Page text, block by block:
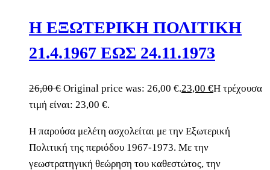
Η ΕΞΩΤΕΡΙΚΗ ΠΟΛΙΤΙΚΗ
21.4.1967 ΕΩΣ 24.11.1973
26,00€ Original price was: 26,00 €.23,00 €Η τρέχουσα
τιμή είναι: 23,00 €.
Η παρούσα μελέτη ασχολείται με την Εξωτερική
Πολιτική της περιόδου 1967-1973. Με την
γεωστρατηγική θεώρηση του καθεστώτος, την